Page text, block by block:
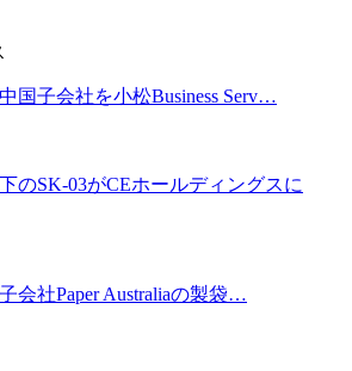
国子会社を小松Business Serv…
のSK-03がCEホールディングスに
会社Paper Australiaの製袋…